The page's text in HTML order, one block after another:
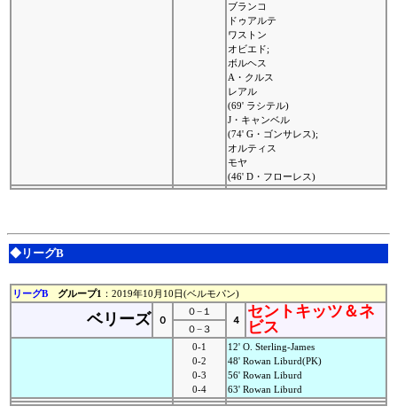
ブランコ
ドゥアルテ
ワストン
オビエド;
ボルヘス
A・クルス
レアル
(69' ラシテル)
J・キャンベル
(74' G・ゴンサレス);
オルティス
モヤ
(46' D・フローレス)
◆リーグB
リーグB グループ1 ：2019年10月10日(ベルモパン)
ベリーズ ０
０−１
４
セントキッツ＆ネ
ビス
０−３
0-1
0-2
0-3
0-4
12' O. Sterling-James
48' Rowan Liburd(PK)
56' Rowan Liburd
63' Rowan Liburd